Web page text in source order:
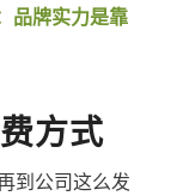
品牌实力是靠
方式
到公司这么发